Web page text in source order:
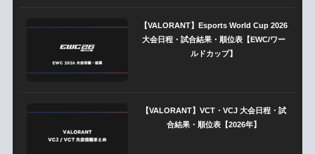
【VALORANT】Esports World Cup 2026
大会日程・試合結果・順位表【EWC/ワー
ルドカップ】
【VALORANT】VCT・VCJ 大会日程・試
合結果・順位表【2026年】